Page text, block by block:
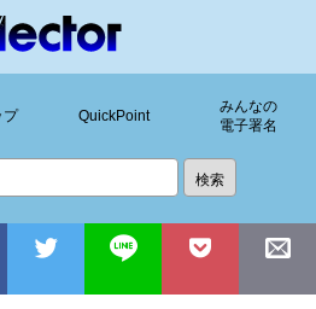
プ QuickPoint
みんなの
電子署名